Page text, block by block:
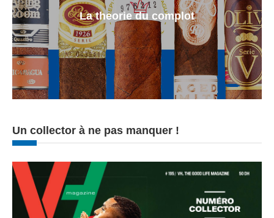
La theorie du complot
Un collector à ne pas manquer !